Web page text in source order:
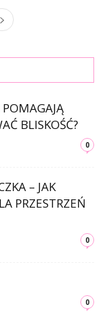
POMAGAJĄ
BLISKOŚĆ?
0
– JAK
PRZESTRZEŃ
0
0